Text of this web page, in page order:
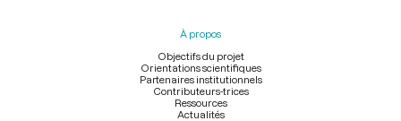
À propos
Objectifs du projet
Orientations scientifiques
Partenaires institutionnels
Contributeurs-trices
Ressources
Actualités